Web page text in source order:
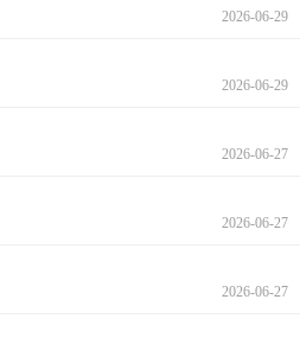
2026-06-29
2026-06-29
2026-06-27
2026-06-27
2026-06-27